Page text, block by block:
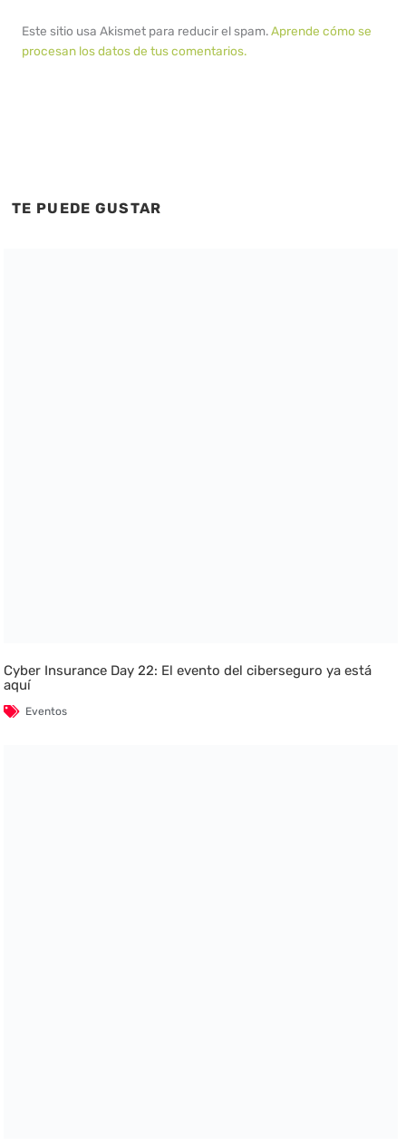
Este sitio usa Akismet para reducir el spam.Aprende cómo se
procesan los datos de tus comentarios.
TE PUEDE GUSTAR
Cyber Insurance Day 22: El evento del ciberseguro ya está
aquí
Eventos